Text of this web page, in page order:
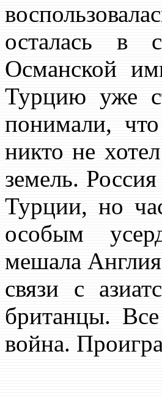
осталась в
Османской
Турцию уже
понимали,
никто не
земель.
Турции, но
особым
мешала
связи с
британцы.
война.